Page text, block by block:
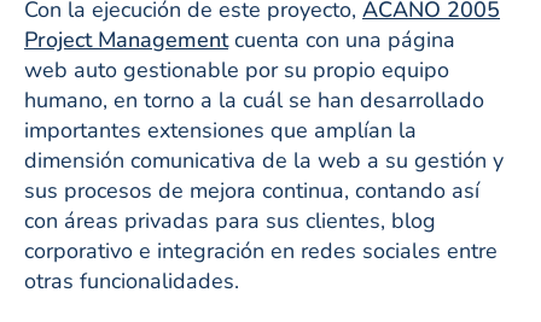
Con la ejecución de este proyecto, ACANO 2005
Project Managementcuenta con una página
web auto gestionable por su propio equipo
humano, en torno a la cuál se han desarrollado
importantes extensiones que amplían la
dimensión comunicativa de la web a su gestión y
sus procesos de mejora continua, contando así
con áreas privadas para sus clientes, blog
corporativo e integración en redes sociales entre
otras funcionalidades.